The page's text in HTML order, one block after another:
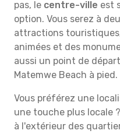
pas, le centre-ville est
option. Vous serez à
attractions
animées et des
aussi un point de
Matemwe Beach à pied.
Vous préférez une
une touche plus locale
à l'extérieur des